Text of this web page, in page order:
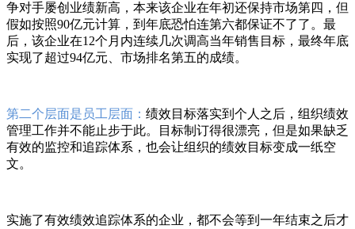
争对手屡创业绩新高，本来该企业在年初还保持市场第四，但
假如按照90亿元计算，到年底恐怕连第六都保证不了了。最
后，该企业在12个月内连续几次调高当年销售目标，最终年底
实现了超过94亿元、市场排名第五的成绩。
第二个层面是员工层面： 绩效目标落实到个人之后，组织绩效
管理工作并不能止步于此。目标制订得很漂亮，但是如果缺乏
有效的监控和追踪体系，也会让组织的绩效目标变成一纸空
文。
实施了有效绩效追踪体系的企业，都不会等到一年结束之后才